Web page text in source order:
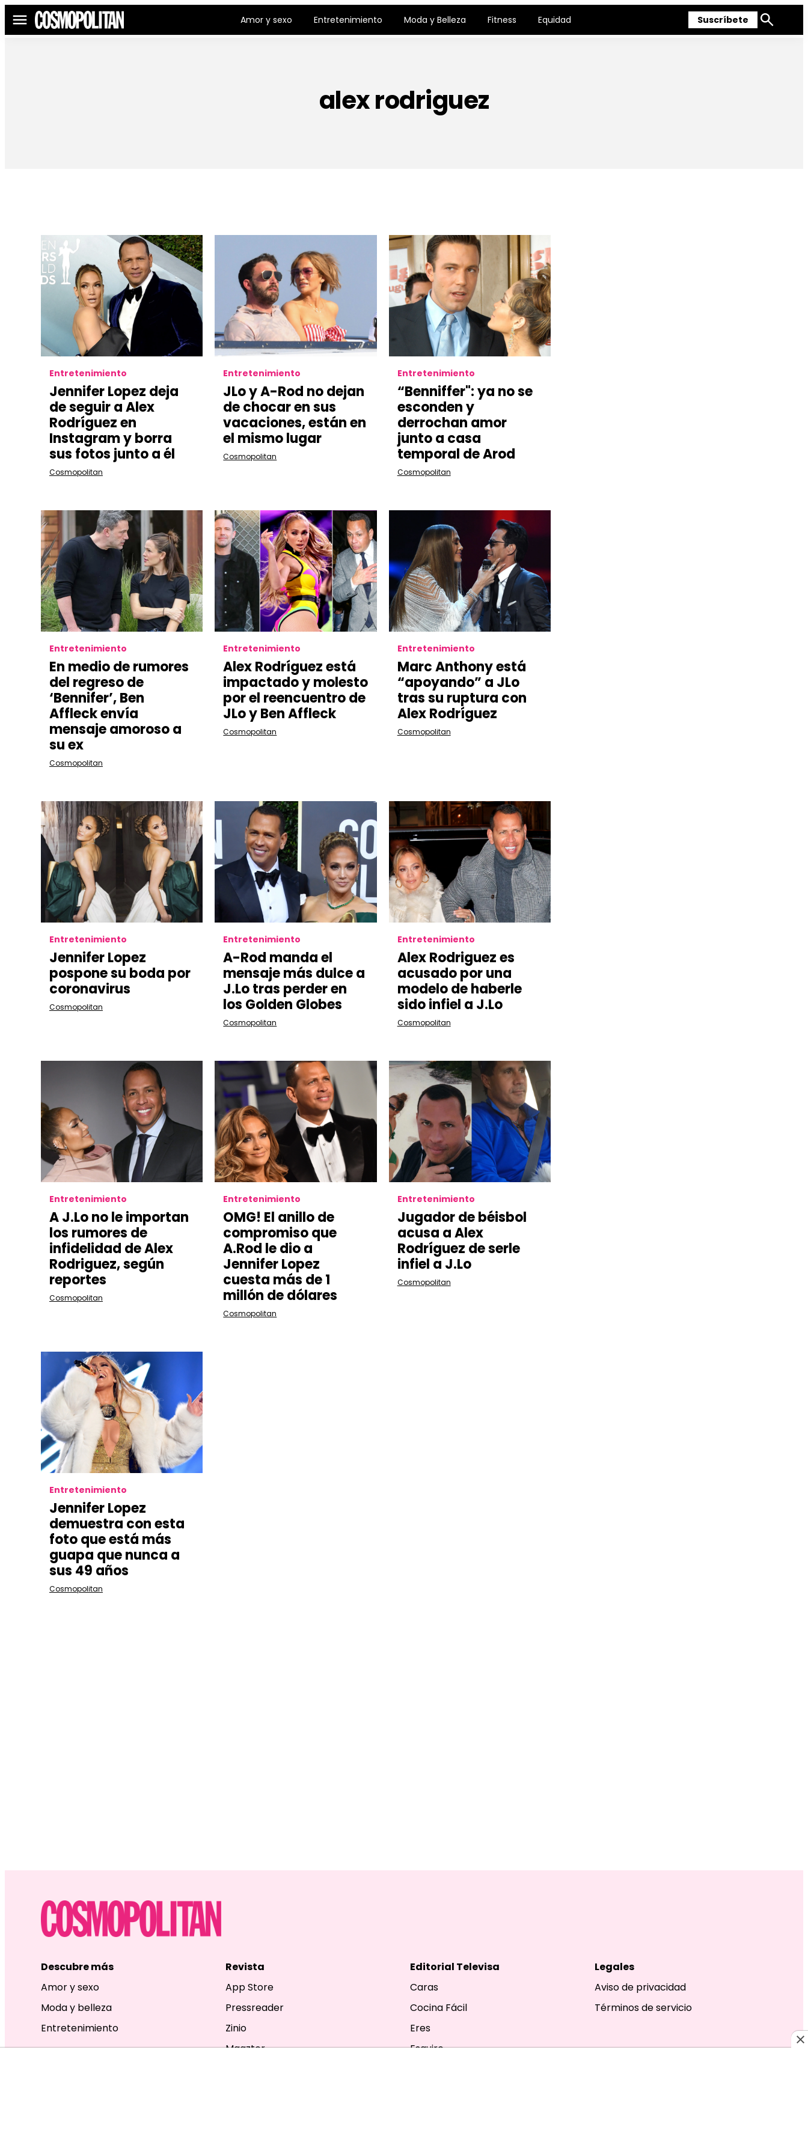
Menú Amor y sexo Entretenimiento Moda y Belleza Fitness Equidad Suscríbete
Mostrar
alex rodriguez
Entretenimiento
Jennifer Lopez deja
de seguir a Alex
Rodríguez en
Instagram y borra
sus fotos junto a él
Cosmopolitan
Entretenimiento
JLo y A-Rod no dejan
de chocar en sus
vacaciones, están en
el mismo lugar
Cosmopolitan
Entretenimiento
“Benniffer": ya no se
esconden y
derrochan amor
junto a casa
temporal de Arod
Cosmopolitan
Entretenimiento
En medio de rumores
del regreso de
‘Bennifer’, Ben
Affleck envía
mensaje amoroso a
su ex
Cosmopolitan
Entretenimiento
Alex Rodríguez está
impactado y molesto
por el reencuentro de
JLo y Ben Affleck
Cosmopolitan
Entretenimiento
Marc Anthony está
“apoyando” a JLo
tras su ruptura con
Alex Rodríguez
Cosmopolitan
Entretenimiento
Jennifer Lopez
pospone su boda por
coronavirus
Cosmopolitan
Entretenimiento
A-Rod manda el
mensaje más dulce a
J.Lo tras perder en
los Golden Globes
Cosmopolitan
Entretenimiento
Alex Rodriguez es
acusado por una
modelo de haberle
sido infiel a J.Lo
Cosmopolitan
Entretenimiento
A J.Lo no le importan
los rumores de
infidelidad de Alex
Rodriguez, según
reportes
Cosmopolitan
Entretenimiento
OMG! El anillo de
compromiso que
A.Rod le dio a
Jennifer Lopez
cuesta más de 1
millón de dólares
Cosmopolitan
Entretenimiento
Jugador de béisbol
acusa a Alex
Rodríguez de serle
infiel a J.Lo
Cosmopolitan
Entretenimiento
Jennifer Lopez
demuestra con esta
foto que está más
guapa que nunca a
sus 49 años
Cosmopolitan
Descubre más
Amor y sexo
Moda y belleza
Entretenimiento
Revista
App Store
Pressreader
Zinio
Magzter
Editorial Televisa
Caras
Cocina Fácil
Eres
Esquire
Legales
Aviso de privacidad
Términos de servicio